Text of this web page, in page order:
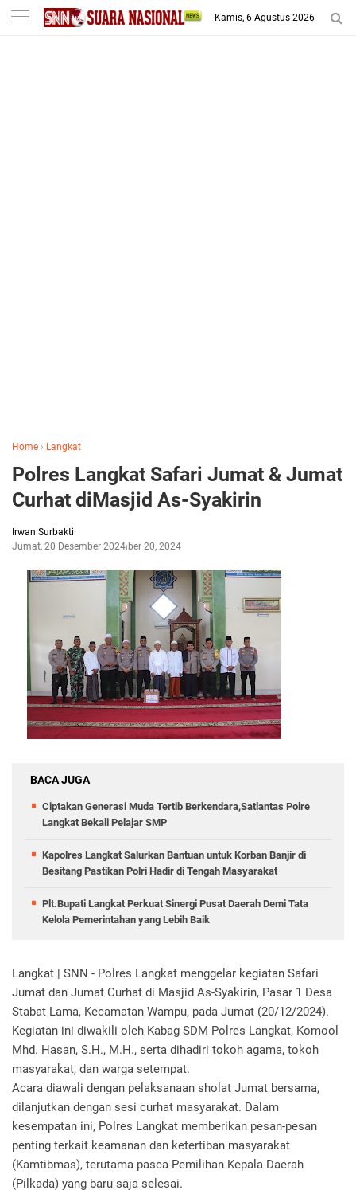
-->
Kamis, 6 Agustus 2026
Home › Langkat
Polres Langkat Safari Jumat & Jumat
Curhat diMasjid As-Syakirin
Irwan Surbakti
Jumat, 20 Desember 2024Desember 20, 2024
BACA JUGA
Ciptakan Generasi Muda Tertib Berkendara,Satlantas Polre
Langkat Bekali Pelajar SMP
Kapolres Langkat Salurkan Bantuan untuk Korban Banjir di
Besitang Pastikan Polri Hadir di Tengah Masyarakat
Plt.Bupati Langkat Perkuat Sinergi Pusat Daerah Demi Tata
Kelola Pemerintahan yang Lebih Baik
Langkat | SNN - Polres Langkat menggelar kegiatan Safari
Jumat dan Jumat Curhat di Masjid As-Syakirin, Pasar 1 Desa
Stabat Lama, Kecamatan Wampu, pada Jumat (20/12/2024).
Kegiatan ini diwakili oleh Kabag SDM Polres Langkat, Komool
Mhd. Hasan, S.H., M.H., serta dihadiri tokoh agama, tokoh
masyarakat, dan warga setempat.
Acara diawali dengan pelaksanaan sholat Jumat bersama,
dilanjutkan dengan sesi curhat masyarakat. Dalam
kesempatan ini, Polres Langkat memberikan pesan-pesan
penting terkait keamanan dan ketertiban masyarakat
(Kamtibmas), terutama pasca-Pemilihan Kepala Daerah
(Pilkada) yang baru saja selesai.